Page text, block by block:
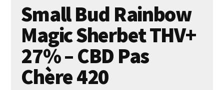
Small Bud Rainbow
Magic Sherbet THV+
27% – CBD Pas
Chère 420